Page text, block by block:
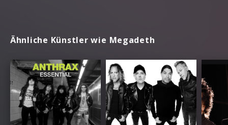
Ähnliche Künstler wie Megadeth